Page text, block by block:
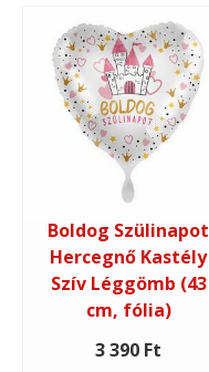
Boldog Szülinapot
Hercegnő Kastély
Szív Léggömb (43
cm, fólia)
3 390 Ft